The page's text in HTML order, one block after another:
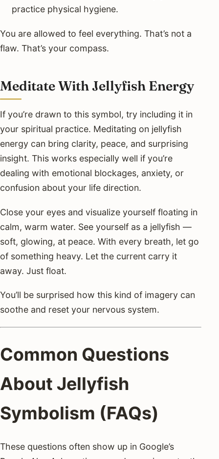
practice physical hygiene.
You are allowed to feel everything. That’s not a
flaw. That’s your compass.
Meditate With Jellyfish Energy
If you’re drawn to this symbol, try including it in
your spiritual practice. Meditating on jellyfish
energy can bring clarity, peace, and surprising
insight. This works especially well if you’re
dealing with emotional blockages, anxiety, or
confusion about your life direction.
Close your eyes and visualize yourself floating in
calm, warm water. See yourself as a jellyfish —
soft, glowing, at peace. With every breath, let go
of something heavy. Let the current carry it
away. Just float.
You’ll be surprised how this kind of imagery can
soothe and reset your nervous system.
Common Questions
About Jellyfish
Symbolism (FAQs)
These questions often show up in Google’s